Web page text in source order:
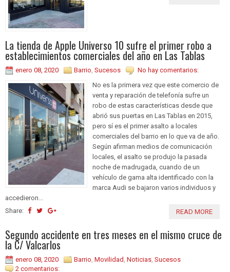
La tienda de Apple Universo 10 sufre el primer robo a
establecimientos comerciales del año en Las Tablas
enero 08, 2020 Barrio, Sucesos
No hay comentarios:
No es la primera vez que este comercio de
venta y reparación de telefonía sufre un
robo de estas características desde que
abrió sus puertas en Las Tablas en 2015,
pero sí es el primer asalto a locales
comerciales del barrio en lo que va de año.
Según afirman medios de comunicación
locales, el asalto se produjo la pasada
noche de madrugada, cuando de un
vehículo de gama alta identificado con la
marca Audi se bajaron varios individuos y
accedieron...
Share:
READ MORE
Segundo accidente en tres meses en el mismo cruce de
la C/ Valcarlos
enero 08, 2020 Barrio, Movilidad , Noticias, Sucesos
2 comentarios: